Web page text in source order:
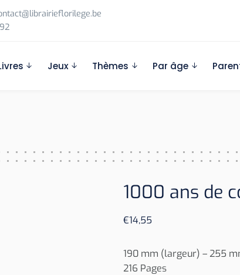
Jeux Thèmes Par âge
1000 ans de
€14,55
190 mm (largeur) – 255
216 Pages